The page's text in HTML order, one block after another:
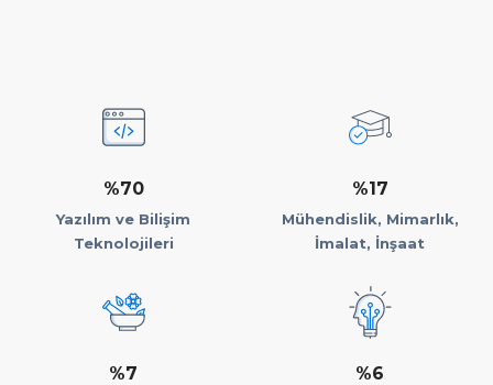
%70
Yazılım ve Bilişim
Teknolojileri
%17
Mühendislik, Mimarlık,
İmalat, İnşaat
%7 %6